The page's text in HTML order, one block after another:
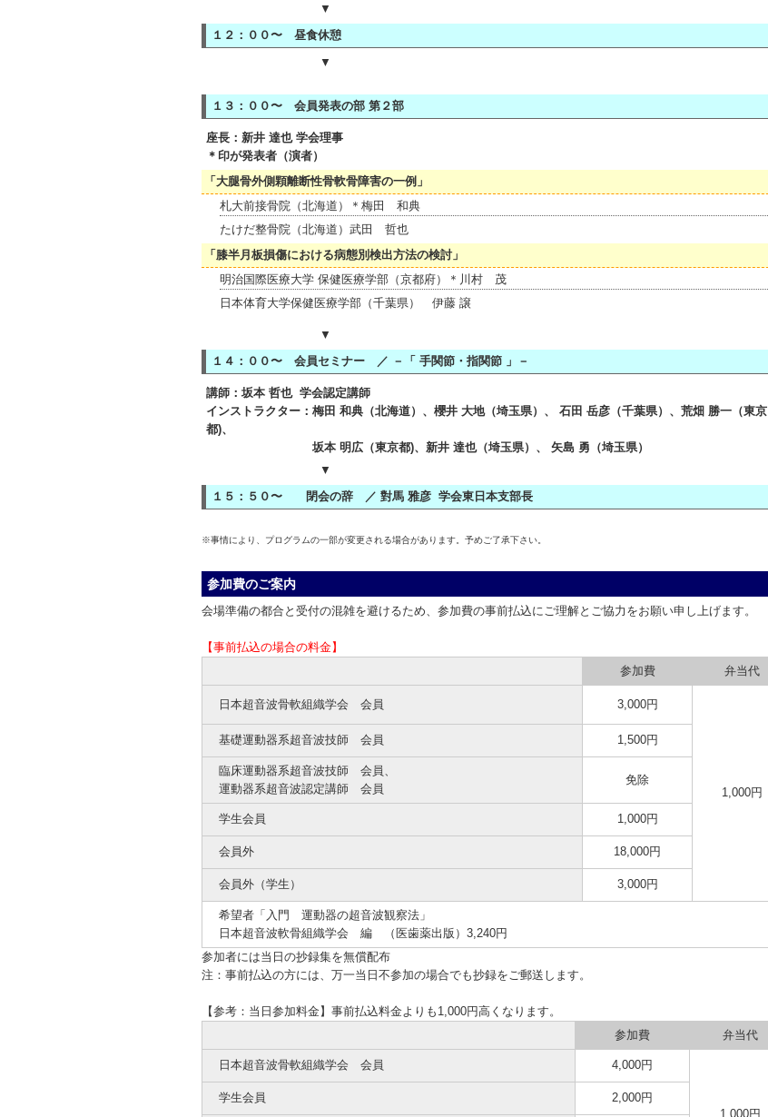
▼
１２：００〜 昼食休憩
▼
１３：００〜 会員発表の部 第２部
座長：新井 達也 学会理事
＊印が発表者（演者）
「大腿骨外側顆離断性骨軟骨障害の一例」
札大前接骨院（北海道）＊梅田 和典
たけだ整骨院（北海道）武田 哲也
「膝半月板損傷における病態別検出方法の検討」
明治国際医療大学 保健医療学部（京都府）＊川村 茂
日本体育大学保健医療学部（千葉県） 伊藤 譲
▼
１４：００〜 会員セミナー ／ －「 手関節・指関節 」－
講師：坂本 哲也 学会認定講師
インストラクター：梅田 和典（北海道）、櫻井 大地（埼玉県）、 石田 岳彦（千葉県）、荒畑 勝一（東京
都)、
坂本 明広（東京都)、新井 達也（埼玉県）、 矢島 勇（埼玉県）
▼
１５：５０〜 閉会の辞 ／ 對馬 雅彦 学会東日本支部長
※事情により、プログラムの一部が変更される場合があります。予めご了承下さい。
参加費のご案内
会場準備の都合と受付の混雑を避けるため、参加費の事前払込にご理解とご協力をお願い申し上げます。
【事前払込の場合の料金】
参加費
弁当代
日本超音波骨軟組織学会 会員 3,000円
1,000円
基礎運動器系超音波技師 会員 1,500円
臨床運動器系超音波技師 会員、
運動器系超音波認定講師 会員
免除
学生会員 1,000円
会員外 18,000円
会員外（学生） 3,000円
希望者「入門 運動器の超音波観察法」
日本超音波軟骨組織学会 編 （医歯薬出版）3,240円
参加者には当日の抄録集を無償配布
注：事前払込の方には、万一当日不参加の場合でも抄録をご郵送します。
【参考：当日参加料金】事前払込料金よりも1,000円高くなります。
参加費
弁当代
日本超音波骨軟組織学会 会員 4,000円
1,000円
学生会員 2,000円